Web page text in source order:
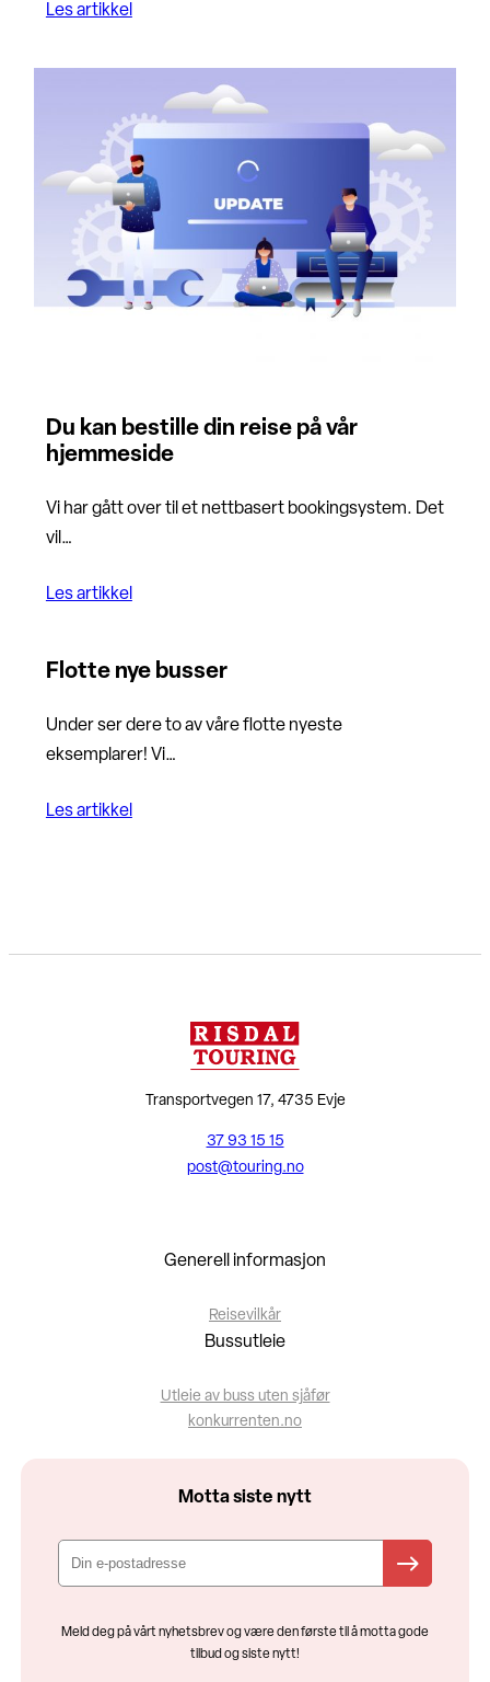
Les artikkel
Du kan bestille din reise på vår
hjemmeside
Vi har gått over til et nettbasert bookingsystem. Det
vil…
Les artikkel
Flotte nye busser
Under ser dere to av våre flotte nyeste
eksemplarer! Vi…
Les artikkel
Transportvegen 17, 4735 Evje
37 93 15 15
post@touring.no
Generell informasjon
Reisevilkår
Bussutleie
Utleie av buss uten sjåfør
konkurrenten.no
Motta siste nytt
Meld deg på vårt nyhetsbrev og være den første til å motta gode
tilbud og siste nytt!